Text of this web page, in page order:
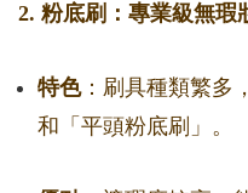
2. 粉底刷：專業級無瑕
特色：刷具種類繁多
和「平頭粉底刷」。